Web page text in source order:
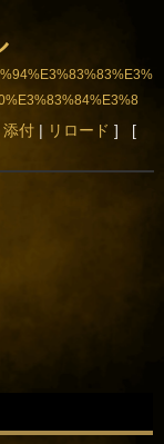
添付| リロード ] [